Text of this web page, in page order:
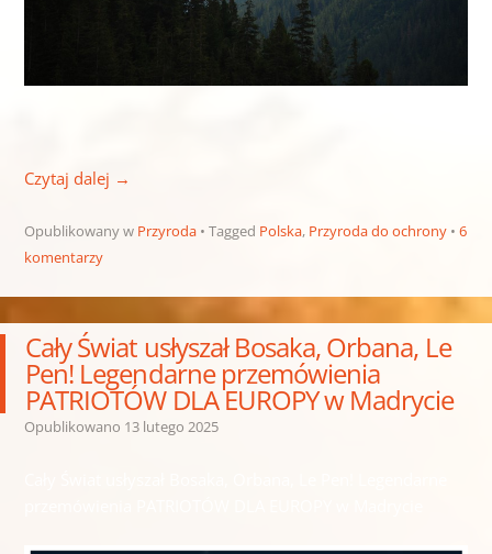
Czytaj dalej →
Opublikowany w Przyroda Tagged Polska, Przyroda do ochrony
6
komentarzy
Cały Świat usłyszał Bosaka, Orbana, Le
Pen! Legendarne przemówienia
PATRIOTÓW DLA EUROPY w Madrycie
Opublikowano 13 lutego 2025